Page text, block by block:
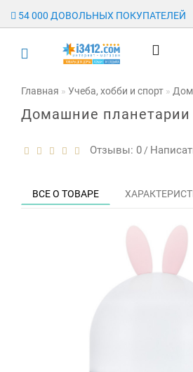
54 000 ДОВОЛЬНЫХ ПОКУПАТЕЛЕЙ
Главная Учеба, хобби и спорт
Домашние планетарии
Отзывы: 0 /
ВСЕ О ТОВАРЕ